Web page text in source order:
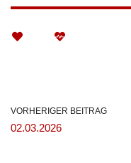
VORHERIGER BEITRAG
02.03.2026